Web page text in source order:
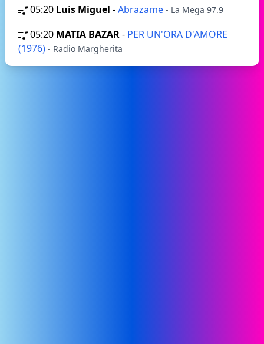
05:20 Luis Miguel -Abrazame - La Mega 97.9
05:20 MATIA BAZAR- PER UN'ORA D'AMORE
(1976) - Radio Margherita